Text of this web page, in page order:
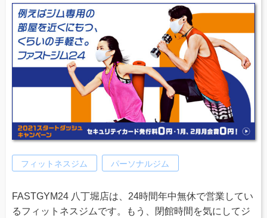
フィットネスジム パーソナルジム
FASTGYM24 八丁堀店は、24時間年中無休で営業してい
るフィットネスジムです。もう、閉館時間を気にしてジ